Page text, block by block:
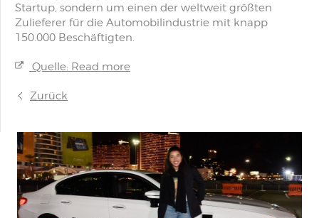
Startup, sondern um einen der weltweit größten
Zulieferer für die Automobilindustrie mit knapp
150.000 Beschäftigten.
Quelle: Read more
Zurück